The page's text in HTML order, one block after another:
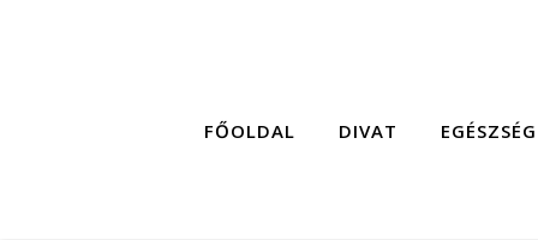
FŐOLDAL DIVAT EGÉSZSÉG